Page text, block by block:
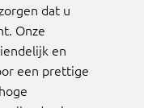
dat u
Onze
en
een prettige